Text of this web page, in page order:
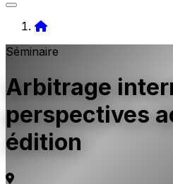
Séminaire
Arbitrage
perspectives
édition